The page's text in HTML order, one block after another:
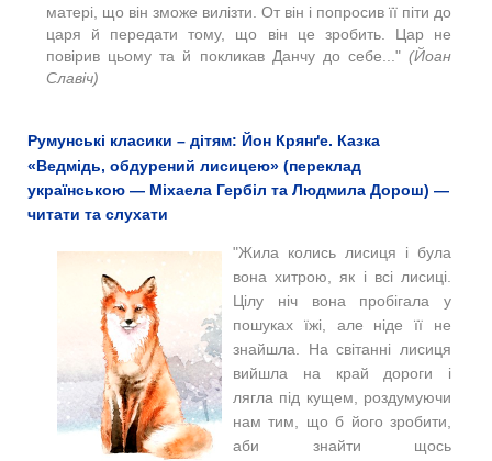
матері, що він зможе вилізти. От він і попросив її піти до
царя й передати тому, що він це зробить. Цар не
повірив цьому та й покликав Данчу до себе..." (Йоан
Славіч)
Румунські класики – дітям: Йон Крянґе. Казка
«Ведмідь, обдурений лисицею» (переклад
українською — Міхаела Гербіл та Людмила Дорош) —
читати та слухати
"Жила колись лисиця і була
вона хитрою, як і всі лисиці.
Цілу ніч вона пробігала у
пошуках їжі, але ніде її не
знайшла. На світанні лисиця
вийшла на край дороги і
лягла під кущем, роздумуючи
нам тим, що б його зробити,
аби знайти щось